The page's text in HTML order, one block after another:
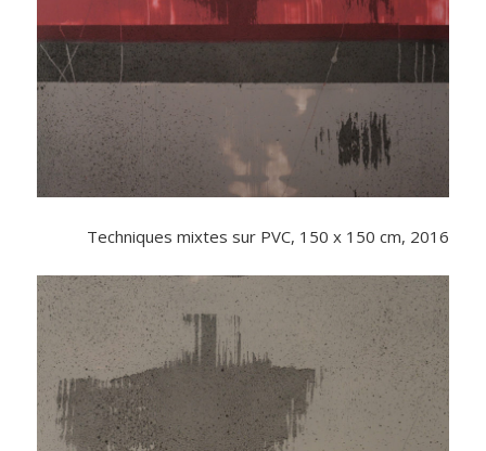
Techniques mixtes sur PVC, 150 x 150 cm, 2016